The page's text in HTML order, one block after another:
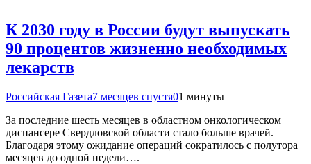
К 2030 году в России будут выпускать
90 процентов жизненно необходимых
лекарств
Российская Газета7 месяцев спустя01 минуты
За последние шесть месяцев в областном онкологическом
диспансере Свердловской области стало больше врачей.
Благодаря этому ожидание операций сократилось с полутора
месяцев до одной недели….